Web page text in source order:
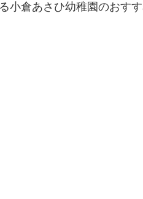
小倉あさひ幼稚園のおす